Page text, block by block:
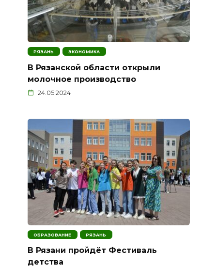
РЯЗАНЬ ЭКОНОМИКА
В Рязанской области открыли
молочное производство
24.05.2024
ОБРАЗОВАНИЕ РЯЗАНЬ
В Рязани пройдёт Фестиваль
детства